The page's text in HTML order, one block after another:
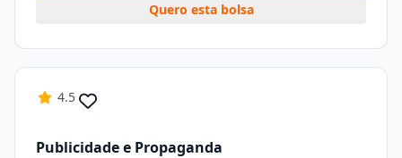
Quero esta bolsa
4.5
Publicidade e Propaganda